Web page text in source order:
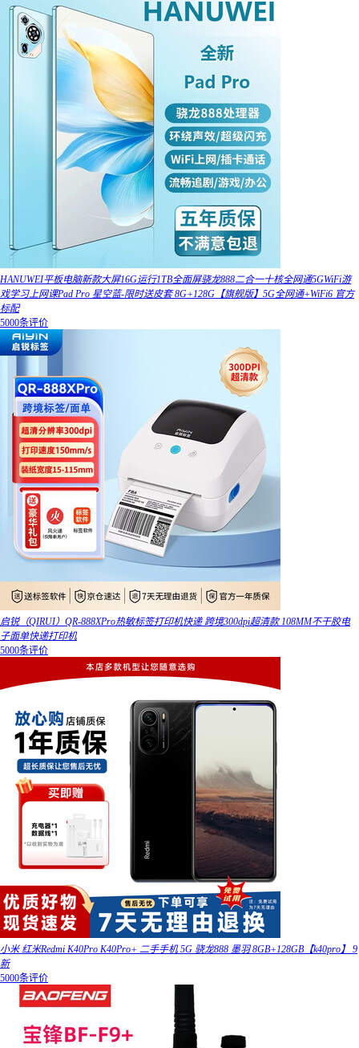
HANUWEI平板电脑新款大屏16G运行1TB全面屏骁龙888二合一十核全网通5GWiFi游
戏学习上网课Pad Pro 星空蓝-限时送皮套 8G+128G【旗舰版】5G全网通+WiFi6 官方
标配
5000条评价
启锐（QIRUI）QR-888XPro热敏标签打印机快递 跨境300dpi超清款 108MM不干胶电
子面单快递打印机
5000条评价
小米 红米Redmi K40Pro K40Pro+ 二手手机 5G 骁龙888 墨羽 8GB+128GB【k40pro】 9
新
5000条评价